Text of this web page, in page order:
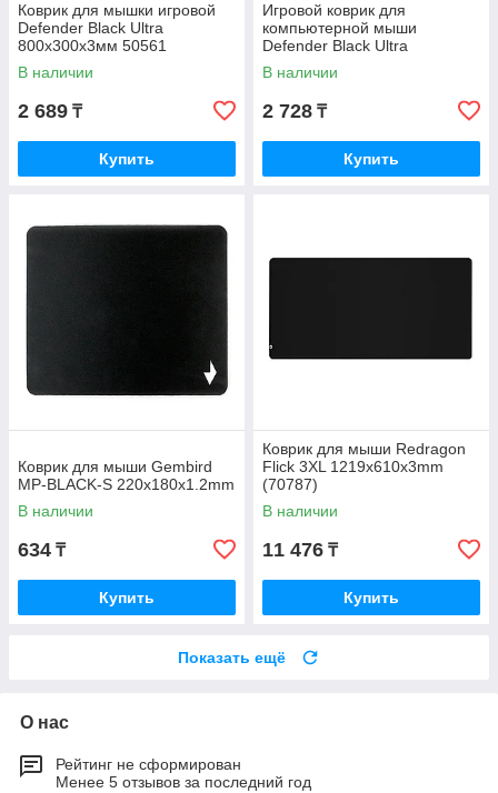
Коврик для мышки игровой
Defender Black Ultra
800х300х3мм 50561
В наличии
2 689 ₸
Купить
Игровой коврик для
компьютерной мыши
Defender Black Ultra
800х300х3мм черный 50561
В наличии
2 728 ₸
Купить
Коврик для мыши Gembird
MP-BLACK-S 220х180х1.2mm
В наличии
634 ₸
Купить
Коврик для мыши Redragon
Flick 3XL 1219х610х3mm
(70787)
В наличии
11 476 ₸
Купить
Показать ещё
О нас
Рейтинг не сформирован
Менее 5 отзывов за последний год